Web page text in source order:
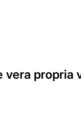
vera propria